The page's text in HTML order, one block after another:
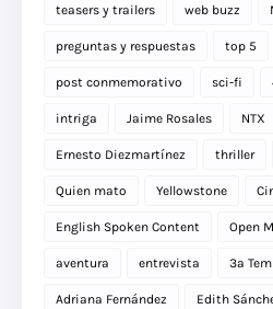
teasers y trailers web buzz
preguntas y respuestas top 5
post conmemorativo sci-fi
intriga Jaime Rosales NTX
Ernesto Diezmartínez thriller
Quien mato Yellowstone
English Spoken Content Open
aventura entrevista 3a
Adriana Fernández Edith